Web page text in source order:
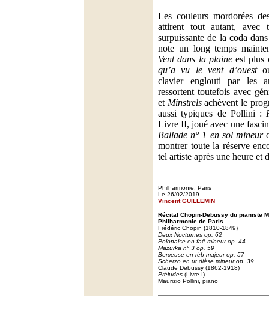
Les couleurs mordorées
attirent tout autant, avec
surpuissante de la coda
note un long temps
Vent dans la plaineest plus
qu’a vu le vent d’ouest
clavier englouti par les
ressortent toutefois avec
et Minstrelsachèvent le
aussi typiques de Pollini :
Livre II, joué avec une
Ballade n° 1 en sol mineur
montrer toute la réserve
tel artiste après une heure et
Philharmonie, Paris
Le 26/02/2019
Vincent GUILLEMIN
Récital Chopin-Debussy du pianiste
Philharmonie de Paris.
Frédéric Chopin (1810-1849)
Deux Nocturnes op. 62
Polonaise en fa# mineur op. 44
Mazurka n° 3 op. 59
Berceuse en réb majeur op. 57
Scherzo en ut dièse mineur op. 39
Claude Debussy (1862-1918)
Préludes (Livre I)
Maurizio Pollini, piano